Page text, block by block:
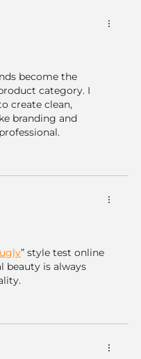
Cuidado e
become the
category. I
create clean,
branding and
” style test online
beauty is always